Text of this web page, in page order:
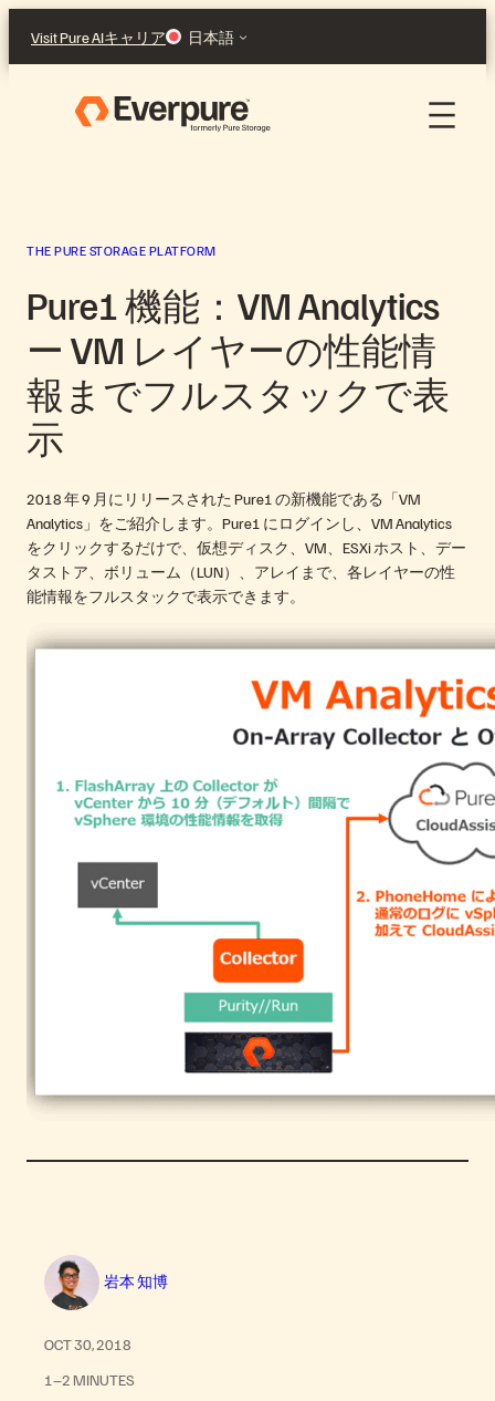
content
Visit Pure AIキャリア 日本語
THE PURE STORAGE PLATFORM
Pure1 機能：VM Analytics
ー VM レイヤーの性能情
報までフルスタックで表
示
2018 年 9 月にリリースされた Pure1 の新機能である「VM
Analytics」をご紹介します。Pure1 にログインし、VM Analytics
をクリックするだけで、仮想ディスク、VM、ESXi ホスト、デー
タストア、ボリューム（LUN）、アレイまで、各レイヤーの性
能情報をフルスタックで表示できます。
岩本 知博
OCT 30, 2018
1–2 MINUTES